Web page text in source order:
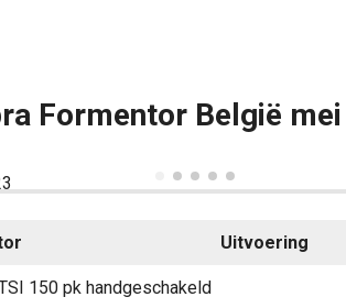
Formentor België
Uitvoering
150 pk handgeschakeld